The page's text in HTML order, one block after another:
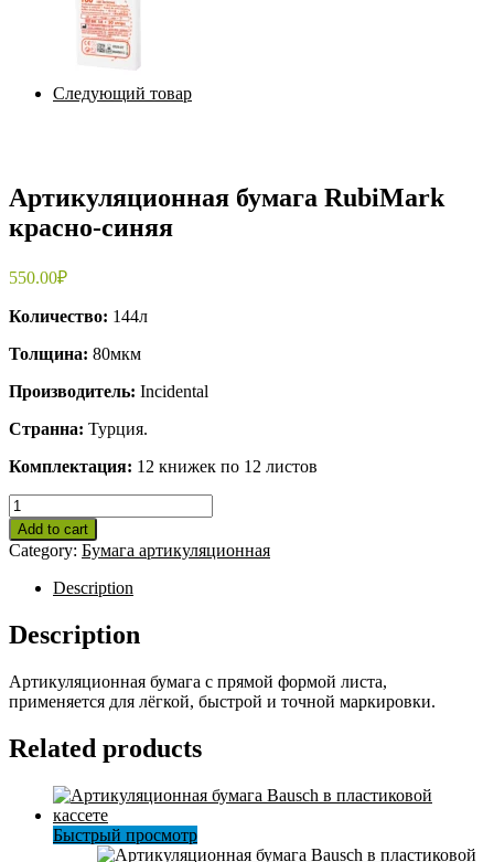
Следующий товар
Артикуляционная бумага RubiMark
красно-синяя
550.00₽
Количество: 144л
Толщина: 80мкм
Производитель: Incidental
Странна: Турция.
Комплектация: 12 книжек по 12 листов
Артикуляционная
бумага
RubiMark
красно-
синяя
quantity
Add to cart
Category: Бумага артикуляционная
Description
Description
Артикуляционная бумага с прямой формой листа,
применяется для лёгкой, быстрой и точной маркировки.
Related products
Быстрый просмотр